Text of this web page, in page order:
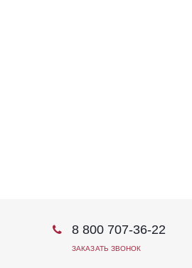
8 800 707-36-22
ЗАКАЗАТЬ ЗВОНОК